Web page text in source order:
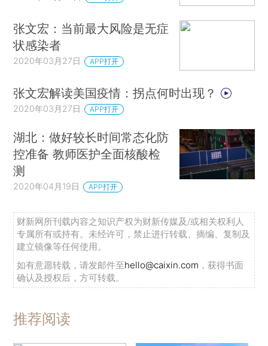
张文宏：当前最大风险是无症
状感染者
2020年03月27日 APP打开
张文宏解读美国疫情：拐点何时出现？
2020年03月27日 APP打开
湖北：做好较长时间常态化防
控准备 教师医护全面核酸检
测
2020年04月19日 APP打开
财新网所刊载内容之知识产权为财新传媒及/或相关权利人
专属所有或持有。未经许可，禁止进行转载、摘编、复制及
建立镜像等任何使用。
如有意愿转载，请发邮件至hello@caixin.com ，获得书面
确认及授权后，方可转载。
推荐阅读